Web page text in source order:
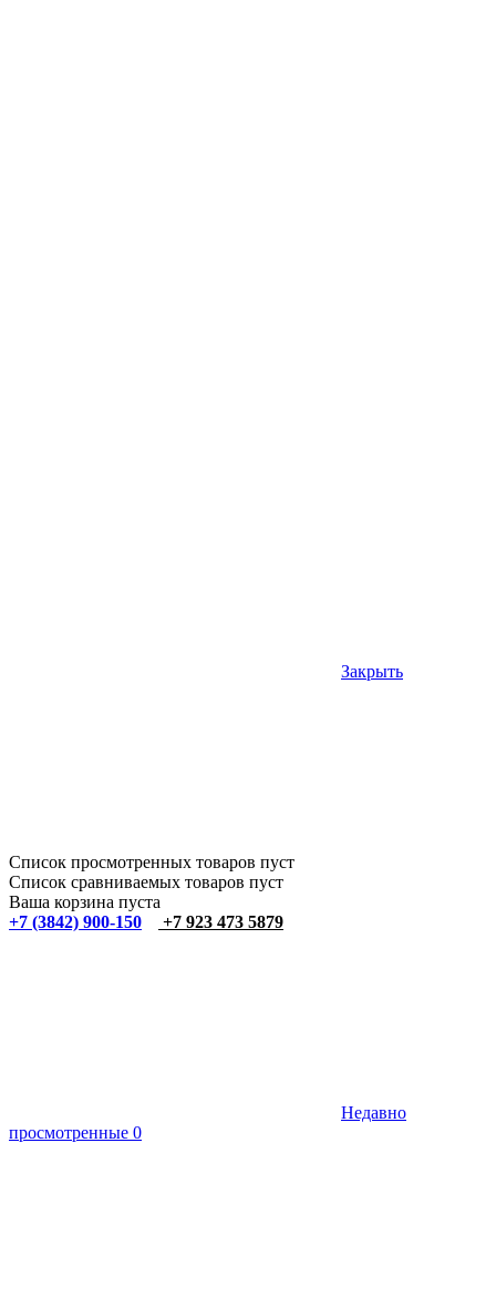
Закрыть
Список просмотренных товаров пуст
Список сравниваемых товаров пуст
Ваша корзина пуста
+7 (3842) 900-150
+7 923 473 5879
Недавно
просмотренные 0